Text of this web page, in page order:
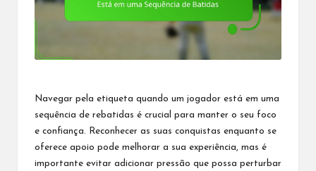
Navegar pela etiqueta quando um jogador está em uma
sequência de rebatidas é crucial para manter o seu foco
e confiança. Reconhecer as suas conquistas enquanto se
oferece apoio pode melhorar a sua experiência, mas é
importante evitar adicionar pressão que possa perturbar